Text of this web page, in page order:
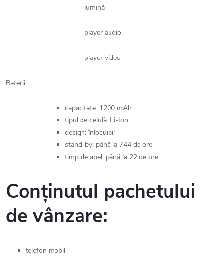
lumină
player audio
player video
Baterii
capacitate: 1200 mAh
tipul de celulă: Li-Ion
design: înlocuibil
stand-by: până la 744 de ore
timp de apel: până la 22 de ore
Conținutul pachetului
de vânzare:
telefon mobil